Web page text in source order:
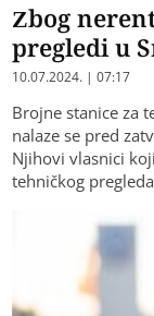
Zbog
pregledi u
10.07.2024. | 07:17
Brojne stanice za
nalaze se pred
Njihovi vlasnici
tehničkog